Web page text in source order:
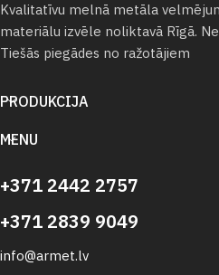
Kvalitatīvu melnā metāla
materiālu izvēle noliktavā Rīgā.
Tiešās piegādes no ražotājiem
PRODUKCIJA
MENU
+371 2442 2757
+371 2839 9049
info@armet.lv